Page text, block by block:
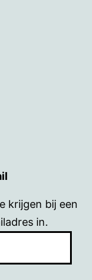
krijgen bij een
in.